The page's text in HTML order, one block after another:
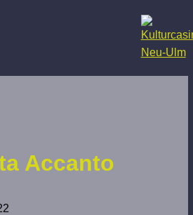
Accanto